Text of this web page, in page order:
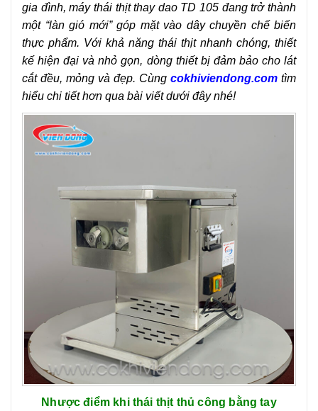
13-Hướng dẫn sử dụng máy thái thịt thay dao đúng cách
Tư vấn mua máy thái thịt bò tươi sống, đông lạnh 2025
15 -Hướng dẫn vệ sinh và bảo quản máy thái thịt thay dao
16-Hướng dẫn sử dụng máy thái thịt tươi sống hiệu quả
17- Giá máy thái thịt – Các dòng máy thái thịt có giá bao
nhiêu?
gia đình, máy thái thịt thay dao TD 105 đang trở thành
một “làn gió mới” góp mặt vào dây chuyền chế biến
thực phẩm. Với khả năng thái thịt nhanh chóng, thiết
kế hiện đại và nhỏ gọn, dòng thiết bị đảm bảo cho lát
cắt đều, mỏng và đẹp. Cùng cokhiviendong.com tìm
hiểu chi tiết hơn qua bài viết dưới đây nhé!
Nhược điểm khi thái thịt thủ công bằng tay